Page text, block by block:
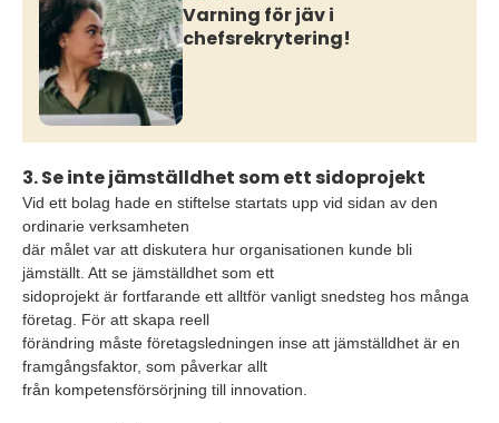
Varning för jäv i
chefsrekrytering!
3. Se inte jämställdhet som ett sidoprojekt
Vid ett bolag hade en stiftelse startats upp vid sidan av den
ordinarie verksamheten
där målet var att diskutera hur organisationen kunde bli
jämställt. Att se jämställdhet som ett
sidoprojekt är fortfarande ett alltför vanligt snedsteg hos många
företag. För att skapa reell
förändring måste företagsledningen inse att jämställdhet är en
framgångsfaktor, som påverkar allt
från kompetensförsörjning till innovation.